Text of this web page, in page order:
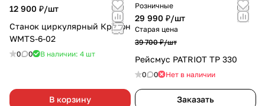
12 900 ₽/шт
Станок циркулярный Кратон
WMTS-6-02
0 0 В наличии: 4 шт
В корзину
Розничные
29 990 ₽/шт
Старая цена
39 700 ₽/шт
Рейсмус PATRIOT TP 330
0 0 Нет в наличии
Заказать